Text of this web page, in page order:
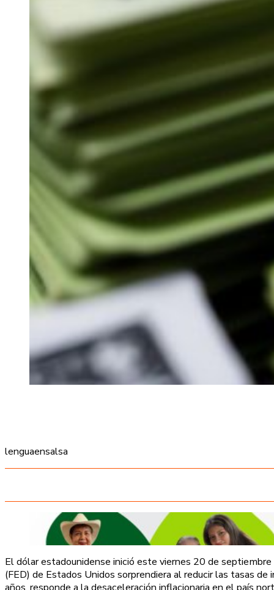
lenguaensalsa
El dólar estadounidense inició este viernes 20 de
(FED) de Estados Unidos sorprendiera al reducir las tasas